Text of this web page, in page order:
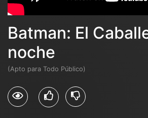
Batman: El
noche
(Apto para Todo Público)